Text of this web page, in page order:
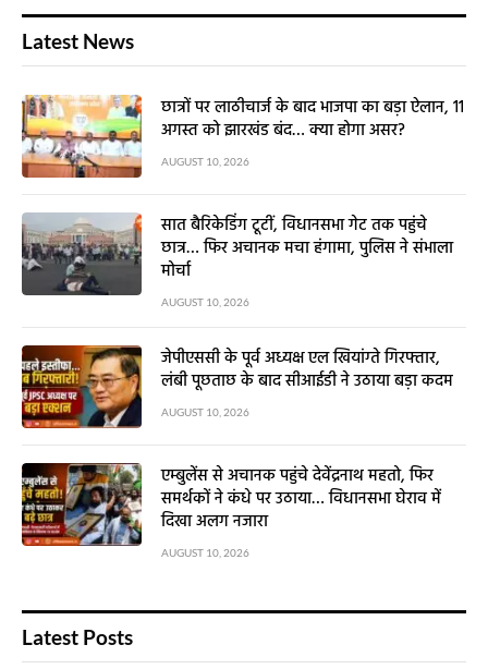
Latest News
छात्रों पर लाठीचार्ज के बाद भाजपा का बड़ा ऐलान, 11
अगस्त को झारखंड बंद… क्या होगा असर?
AUGUST 10, 2026
सात बैरिकेडिंग टूटीं, विधानसभा गेट तक पहुंचे
छात्र… फिर अचानक मचा हंगामा, पुलिस ने संभाला
मोर्चा
AUGUST 10, 2026
जेपीएससी के पूर्व अध्यक्ष एल खियांग्ते गिरफ्तार,
लंबी पूछताछ के बाद सीआईडी ने उठाया बड़ा कदम
AUGUST 10, 2026
एम्बुलेंस से अचानक पहुंचे देवेंद्रनाथ महतो, फिर
समर्थकों ने कंधे पर उठाया… विधानसभा घेराव में
दिखा अलग नजारा
AUGUST 10, 2026
Latest Posts